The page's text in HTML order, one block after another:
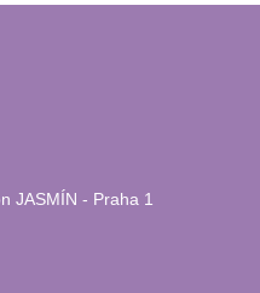
JASMÍN - Praha 1